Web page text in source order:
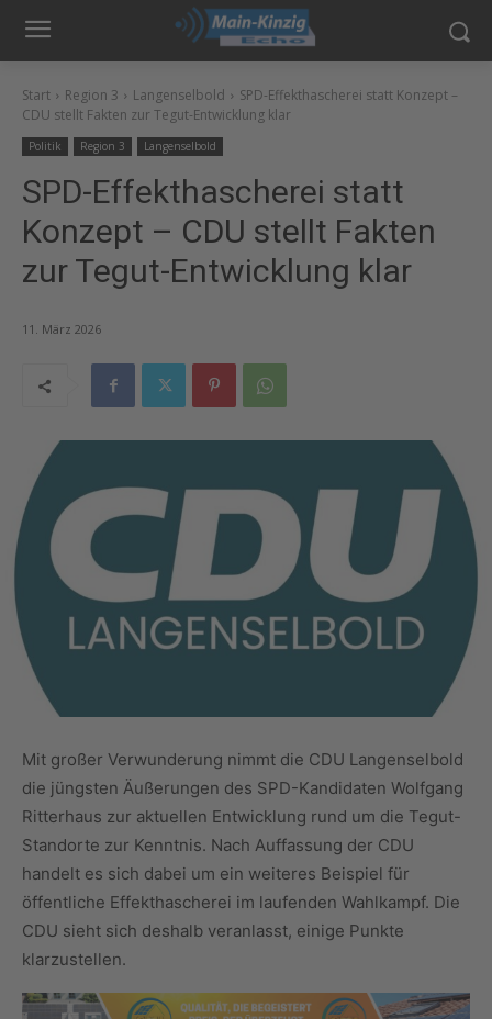
Start Region 3 Langenselbold
SPD-Effekthascherei statt Konzept –
CDU stellt Fakten zur Tegut-Entwicklung klar
Politik Region 3 Langenselbold
SPD-Effekthascherei statt
Konzept – CDU stellt Fakten
zur Tegut-Entwicklung klar
11. März 2026
Mit großer Verwunderung nimmt die CDU Langenselbold
die jüngsten Äußerungen des SPD-Kandidaten Wolfgang
Ritterhaus zur aktuellen Entwicklung rund um die Tegut-
Standorte zur Kenntnis. Nach Auffassung der CDU
handelt es sich dabei um ein weiteres Beispiel für
öffentliche Effekthascherei im laufenden Wahlkampf. Die
CDU sieht sich deshalb veranlasst, einige Punkte
klarzustellen.